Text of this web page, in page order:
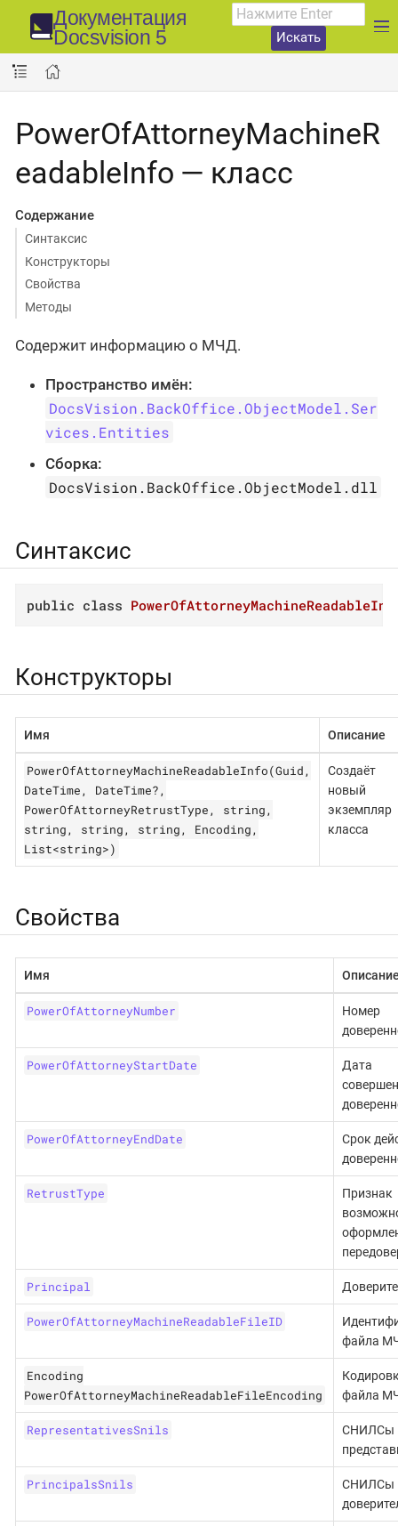
Документация
Docsvision 5
Искать
PowerOfAttorneyMachineR
eadableInfo — класс
Содержание
Синтаксис
Конструкторы
Свойства
Методы
Содержит информацию о МЧД.
Пространство имён:
DocsVision.BackOffice.ObjectModel.Ser
vices.Entities
Сборка:
DocsVision.BackOffice.ObjectModel.dll
Синтаксис
public class
Конструкторы
Имя Описание
PowerOfAttorneyMachineReadableInfo(Guid,
DateTime, DateTime?,
PowerOfAttorneyRetrustType, string,
string, string, string, Encoding,
List<string>)
Создаёт
новый
экземпляр
класса
Свойства
Имя
PowerOfAttorneyNumber
Номер
PowerOfAttorneyStartDate
Дата
PowerOfAttorneyEndDate
Срок
RetrustType
Признак
Principal
PowerOfAttorneyMachineReadableFileID
файла
Encoding
PowerOfAttorneyMachineReadableFileEncoding
файла
RepresentativesSnils
СНИЛСы
PrincipalsSnils
СНИЛСы